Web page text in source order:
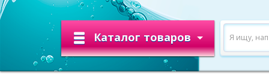
Я ищу,
Каталог товаров